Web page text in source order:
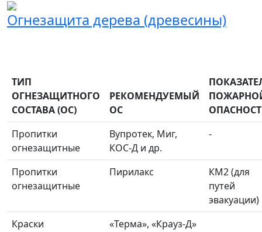
Огнезащита дерева (древесины)
ТИП
ОГНЕЗАЩИТНОГО
СОСТАВА (ОС)
РЕКОМЕНДУЕМЫЙ
ОС
Пропитки
огнезащитные
Вупротек, Миг,
КОС-Д и др.
-
Пропитки
огнезащитные
Пирилакс
КМ2 (для
путей
эвакуации)
Краски
«Терма», «Крауз-Д»